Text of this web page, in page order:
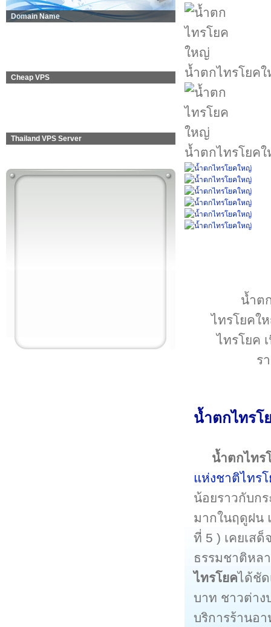
Domain Name
Cheap VPS
Thailand VPS Server
น้ำตกไทรโยค
น้ำตกไทรโยค
น้ำต
ไทรโยคใ
ไทรโยค
ร
น้ำตกไทร
น้ำตกไทร
แห่งชาติไทร
น้อยราวกับก
มากในฤดูฝน
ที่ 5 ) เคยเส
ธรรมชาติหล
ไทรโยคได้ชัด
บาท ชาวต่าง
บริการร้านอ